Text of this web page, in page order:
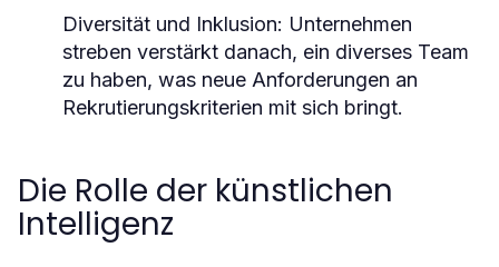
Diversität und Inklusion: Unternehmen
streben verstärkt danach, ein diverses Team
zu haben, was neue Anforderungen an
Rekrutierungskriterien mit sich bringt.
Die Rolle der künstlichen
Intelligenz